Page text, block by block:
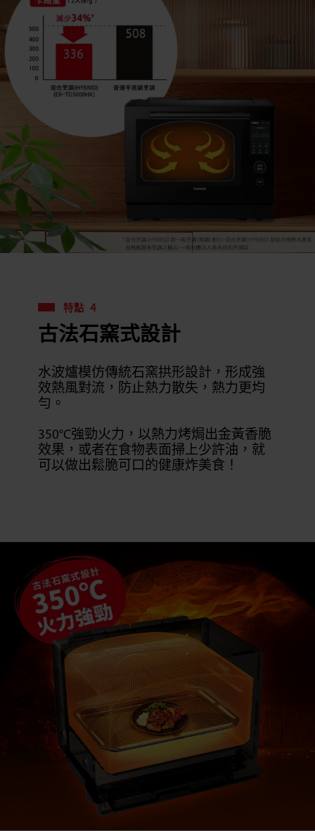
特點 ４
古法石窯式設計
水波爐模仿傳統石窯拱形設計，形成強
效熱風對流，防止熱力散失，熱力更均
勻。
350°C強勁火力，以熱力烤焗出金黃香脆
效果，或者在食物表面掃上少許油，就
可以做出鬆脆可口的健康炸美食！